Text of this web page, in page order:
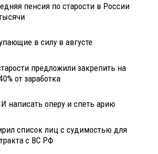
пенсия по старости в России
в силу в августе
предложили закрепить на
от заработка
написать оперу и спеть арию
список лиц с судимостью для
с ВС РФ